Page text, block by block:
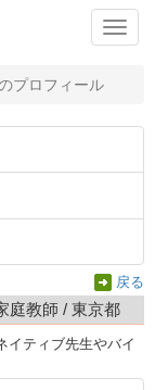
プロフィール
戻る
庭教師 / 東京都
イティブ先生やバイ